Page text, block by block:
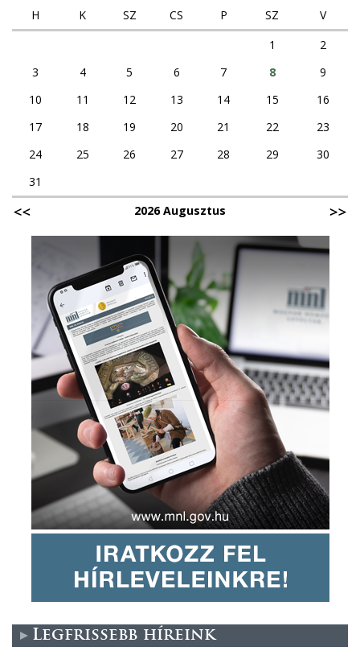
H
K SZ CS P SZ
V
1
2
3
4 5 6 7 8
9
10
11 12 13 14 15
16
17
18 19 20 21 22
23
24
25 26 27 28 29
30
31
2026 Augusztus
Legfrissebb híreink